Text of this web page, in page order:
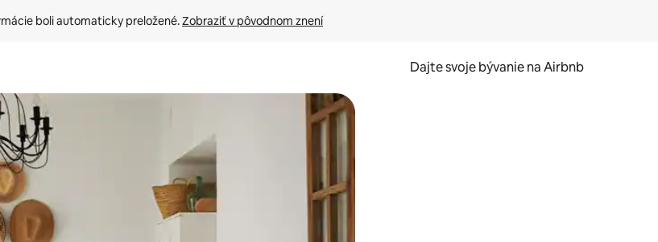
boli automaticky preložené. Zobraziť v pôvodnom znení
Dajte svoje bývanie na Airbnb